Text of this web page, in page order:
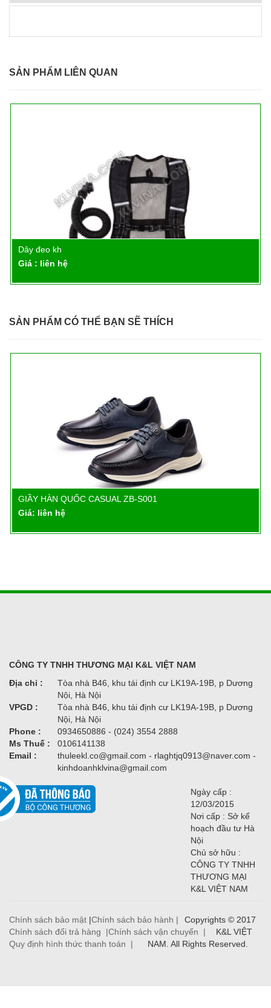
SẢN PHẨM LIÊN QUAN
Dây đeo kh
Giá : liên hệ
SẢN PHẨM CÓ THỂ BẠN SẼ THÍCH
Chi tiết
GIẦY HÀN QUỐC CASUAL ZB-S001
Giá: liên hệ
CÔNG TY TNHH THƯƠNG MẠI K&L VIỆT NAM
Địa chỉ :
Tòa nhà B46, khu tái định cư LK19A-19B, p Dương
Nội, Hà Nội
VPGD :
Tòa nhà B46, khu tái định cư LK19A-19B, p Dương
Nội, Hà Nội
Phone :
0934650886 - (024) 3554 2888
Ms Thuế :
0106141138
Email :
thuleekl.co@gmail.com - rlaghtjq0913@naver.com -
kinhdoanhklvina@gmail.com
Ngày cấp :
12/03/2015
Nơi cấp : Sở kế
hoạch đầu tư Hà
Nội
Chủ sở hữu :
CÔNG TY TNHH
THƯƠNG MẠI
K&L VIỆT NAM
Chính sách bảo mật |Chính sách bảo hành |
Chính sách đổi trả hàng |Chính sách vận chuyển |
Quy định hình thức thanh toán |
Copyrights © 2017
K&L VIỆT
NAM. All Rights Reserved.